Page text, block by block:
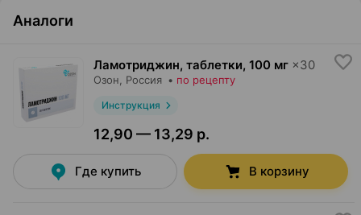
Аналоги
Ламотриджин, таблетки, 100 мг ×30
Озон , Россия • по рецепту
Инструкция
12,90 — 13,29 р.
Где купить В корзину